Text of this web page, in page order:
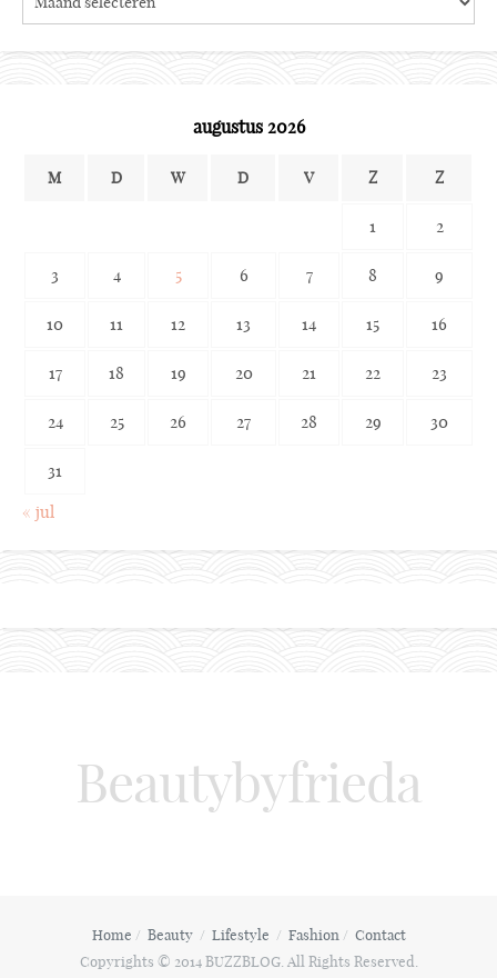
the
augustus 2026
M D W D V Z Z
1 2
3 4 5 6 7 8 9
10 11 12 13 14 15 16
17 18 19 20 21 22 23
24 25 26 27 28 29 30
31
« jul
Beautybyfrieda
Home Beauty Lifestyle Fashion
Contact
Copyrights © 2014 BUZZBLOG. All Rights Reserved.